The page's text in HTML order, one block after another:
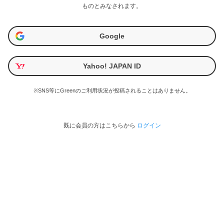
ものとみなされます。
Google
Yahoo! JAPAN ID
※SNS等にGreenのご利用状況が投稿されることはありません。
既に会員の方はこちらから ログイン